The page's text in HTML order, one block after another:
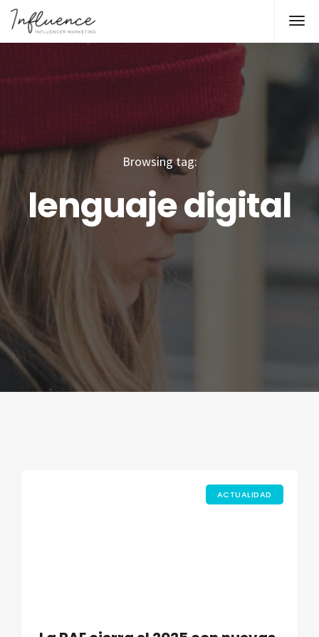
Browsing tag:
lenguaje digital
ACTUALIDAD